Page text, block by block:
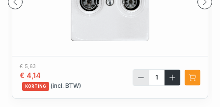
€ 5,63
€ 4,14
KORTING (incl. BTW)